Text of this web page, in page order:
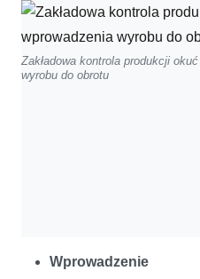
Zakładowa kontrola produkcji
wyrobu do obrotu
Wprowadzenie